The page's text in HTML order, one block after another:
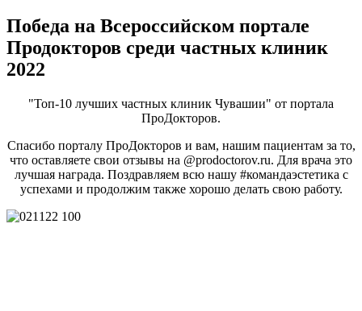
Победа на Всероссийском портале
Продокторов среди частных клиник
2022
"Топ-10 лучших частных клиник Чувашии" от портала
ПроДокторов.
Спасибо порталу ПроДокторов и вам, нашим пациентам за то,
что оставляете свои отзывы на @prodoctorov.ru. Для врача это
лучшая награда. Поздравляем всю нашу #командаэстетика с
успехами и продолжим также хорошо делать свою работу.